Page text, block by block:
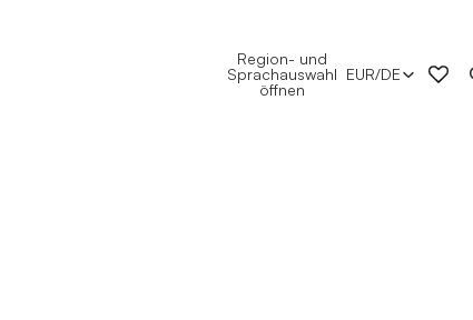
Region- und
Sprachauswahl
öffnen
EUR/DE